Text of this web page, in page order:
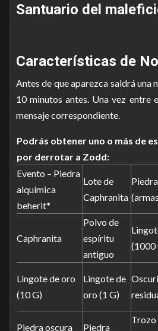
Santuario del
Características de
Antes de que aparezca saldrá
10 minutos antes. Una vez entre
mensaje correspondiente.
Podrás obtener uno o más de
por derrotar a Zodd:
Evento – Piedra
alquímica
beherit*
Lote de
Caphranita
Caphranita
Polvo de
espíritu
antiguo
(1000
Lingote de oro
(10 G)
Lingote de
oro (1 G)
Piedra oscura
Piedra
Trozo